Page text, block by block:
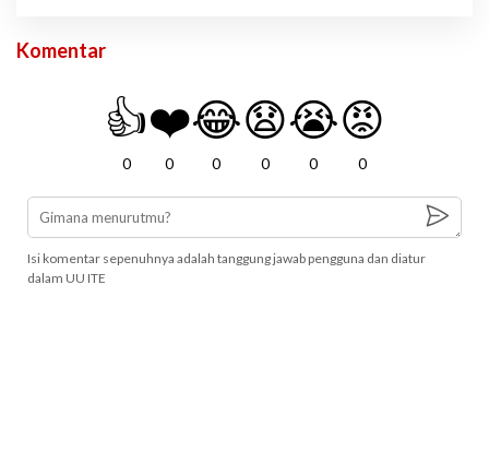
Komentar
👍
0
❤️
0
😂
0
😧
0
😭
0
😡
0
Isi komentar sepenuhnya adalah tanggung jawab pengguna dan diatur
dalam UU ITE